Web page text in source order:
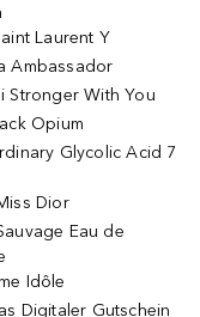
Laurent Y
Ambassador
Stronger With You
Opium
Glycolic Acid 7
Dior
Eau de
Idôle
Digitaler Gutschein